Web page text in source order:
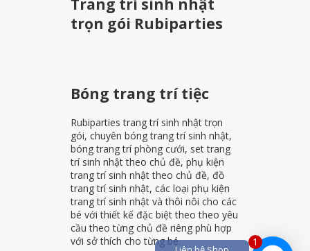
1
Trang trí sinh nhật
trọn gói Rubiparties
Bóng trang trí tiệc
Rubiparties trang trí sinh nhật trọn
gói, chuyên bóng trang trí sinh nhật,
bóng trang trí phòng cưới, set trang
trí sinh nhật theo chủ đề, phụ kiện
trang trí sinh nhật theo chủ đề, đồ
trang trí sinh nhật, các loại phụ kiện
trang trí sinh nhật và thôi nôi cho các
bé với thiết kế đặc biệt theo theo yêu
cầu theo từng chủ đề riêng phù hợp
với sở thích cho từng bé.